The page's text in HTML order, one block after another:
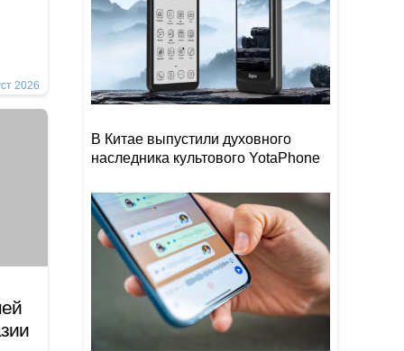
2026
В Китае выпустили духовного
наследника культового YotaPhone